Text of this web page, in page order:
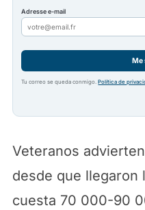
Adresse e-mail
Me
Tu correo se queda conmigo.Política de
Veteranos
desde que llegaron
cuesta 70 000-90